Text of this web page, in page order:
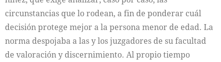
circunstancias que lo rodean, a fin de ponderar cuál
decisión protege mejor a la persona menor de edad. La
norma despojaba a las y los juzgadores de su facultad
de valoración y discernimiento. Al propio tiempo